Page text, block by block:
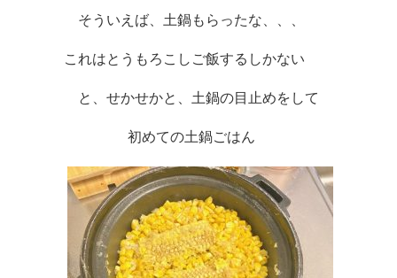
そういえば、土鍋もらったな、、、
これはとうもろこしご飯するしかない
と、せかせかと、土鍋の目止めをして
初めての土鍋ごはん